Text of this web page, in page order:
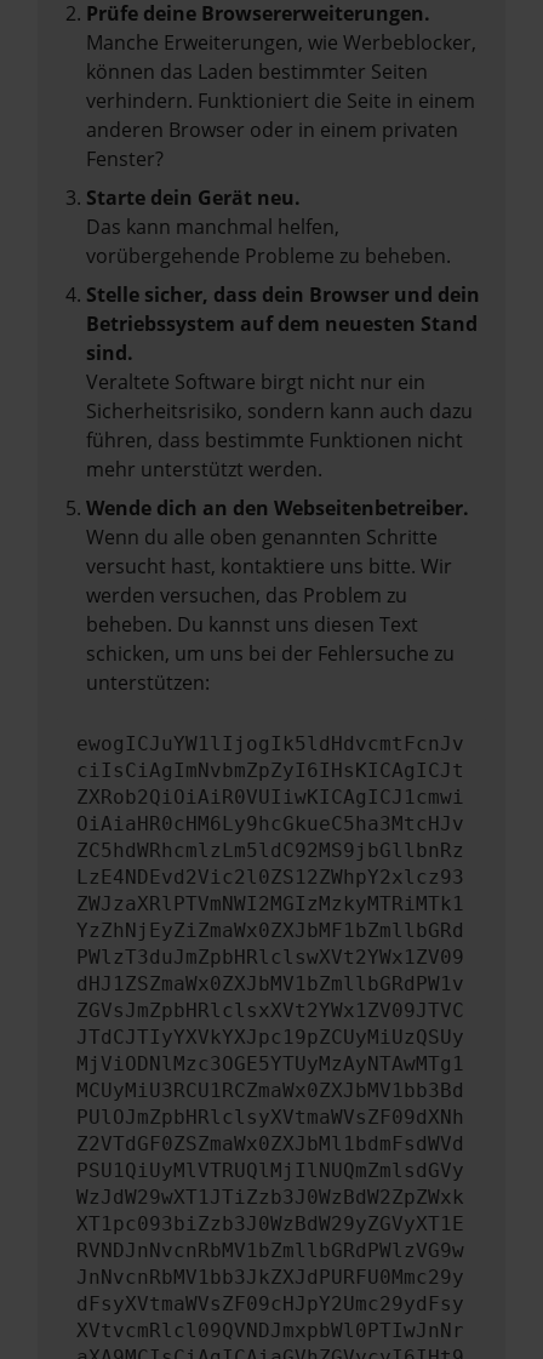
Prüfe deine Browsererweiterungen.
Manche Erweiterungen, wie Werbeblocker,
können das Laden bestimmter Seiten
verhindern. Funktioniert die Seite in einem
anderen Browser oder in einem privaten
Fenster?
Starte dein Gerät neu.
Das kann manchmal helfen,
vorübergehende Probleme zu beheben.
Stelle sicher, dass dein Browser und dein
Betriebssystem auf dem neuesten Stand
sind.
Veraltete Software birgt nicht nur ein
Sicherheitsrisiko, sondern kann auch dazu
führen, dass bestimmte Funktionen nicht
mehr unterstützt werden.
Wende dich an den Webseitenbetreiber.
Wenn du alle oben genannten Schritte
versucht hast, kontaktiere uns bitte. Wir
werden versuchen, das Problem zu
beheben. Du kannst uns diesen Text
schicken, um uns bei der Fehlersuche zu
unterstützen:
ewogICJuYW1lIjogIk5ldHdvcmtFcnJv
ciIsCiAgImNvbmZpZyI6IHsKICAgICJt
ZXRob2QiOiAiR0VUIiwKICAgICJ1cmwi
OiAiaHR0cHM6Ly9hcGkueC5ha3MtcHJv
ZC5hdWRhcmlzLm5ldC92MS9jbGllbnRz
LzE4NDEvd2Vic2l0ZS12ZWhpY2xlcz93
ZWJzaXRlPTVmNWI2MGIzMzkyMTRiMTk1
YzZhNjEyZiZmaWx0ZXJbMF1bZmllbGRd
PWlzT3duJmZpbHRlclswXVt2YWx1ZV09
dHJ1ZSZmaWx0ZXJbMV1bZmllbGRdPW1v
ZGVsJmZpbHRlclsxXVt2YWx1ZV09JTVC
JTdCJTIyYXVkYXJpc19pZCUyMiUzQSUy
MjViODNlMzc3OGE5YTUyMzAyNTAwMTg1
MCUyMiU3RCU1RCZmaWx0ZXJbMV1bb3Bd
PUlOJmZpbHRlclsyXVtmaWVsZF09dXNh
Z2VTdGF0ZSZmaWx0ZXJbMl1bdmFsdWVd
PSU1QiUyMlVTRUQlMjIlNUQmZmlsdGVy
WzJdW29wXT1JTiZzb3J0WzBdW2ZpZWxk
XT1pc093biZzb3J0WzBdW29yZGVyXT1E
RVNDJnNvcnRbMV1bZmllbGRdPWlzVG9w
JnNvcnRbMV1bb3JkZXJdPURFU0Mmc29y
dFsyXVtmaWVsZF09cHJpY2Umc29ydFsy
XVtvcmRlcl09QVNDJmxpbWl0PTIwJnNr